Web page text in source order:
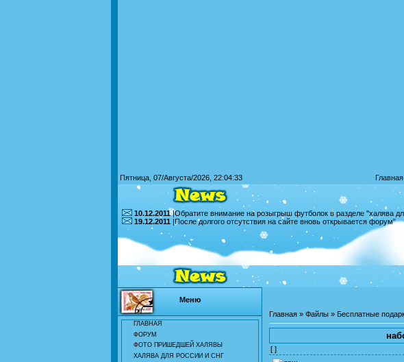
Пятница, 07/Августа/2026, 22:04:33 Главная
10.12.2011|Обратите внимание на розыгрыш футболок в разделе "халява
19.12.2011 |После долгого отсутствия на сайте вновь открывается форум"
Меню
ГЛАВНАЯ
ФОРУМ
ФОТО ПРИШЕДШЕЙ ХАЛЯВЫ
ХАЛЯВА ДЛЯ РОССИИ И СНГ
Главная » Файлы » Бесплатные
[ ]